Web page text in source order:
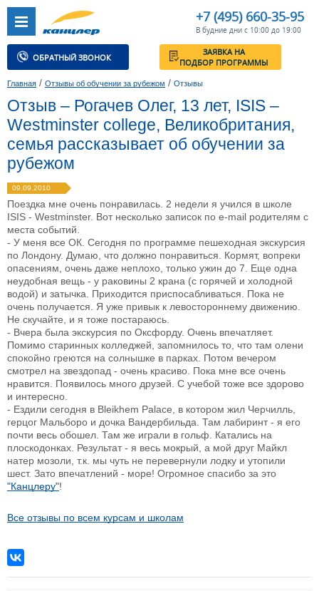
+7 (495) 660-35-95
В будние дни с 10:00 до 19:00
ОБРАТНЫЙ ЗВОНОК
ЗАЯВКА НА
ПОДБОР ПРОГРАММЫ
Главная / Отзывы об обучении за рубежом / Отзывы
Отзыв – Рогачев Олег, 13 лет, ISIS –
Westminster college, Великобритания,
семья рассказывает об обучении за
рубежом
09.09.2010
Поездка мне очень понравилась. 2 недели я учился в школе
ISIS - Westminster. Вот несколько записок по e-mail родителям с
места событий.
- У меня все ОК. Сегодня по программе пешеходная экскурсия
по Лондону. Думаю, что должно понравиться. Кормят, вопреки
опасениям, очень даже неплохо, только ужин до 7. Еще одна
неудобная вещь - у раковины 2 крана (с горячей и холодной
водой) и затычка. Приходится приспосабливаться. Пока не
очень получается. Я уже привык к левостороннему движению.
Не скучайте, и я тоже постараюсь.
- Вчера была экскурсия по Оксфорду. Очень впечатляет.
Помимо старинных колледжей, запомнилось то, что там олени
спокойно греются на солнышке в парках. Потом вечером
смотрел на звездопад - очень красиво. Пока мне все очень
нравится. Появилось много друзей. С учебой тоже все здорово
и интересно.
- Ездили сегодня в Bleikhem Palace, в котором жил Черчилль,
герцог Мальборо и дочка Вандербильда. Там лабиринт - я его
почти весь обошел. Там же играли в гольф. Катались на
плоскодонках. Результат - я весь мокрый, а мой друг Майкл
натер мозоли, т.к. мы чуть не перевернули лодку и утопили
шест. Зато впечатлений - море! Огромное спасибо за это
"Канцлеру"!
Все отзывы по всем курсам и школам